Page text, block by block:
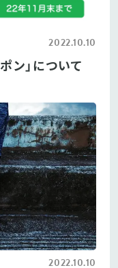
2022.10.10
ン」について
2022.10.10